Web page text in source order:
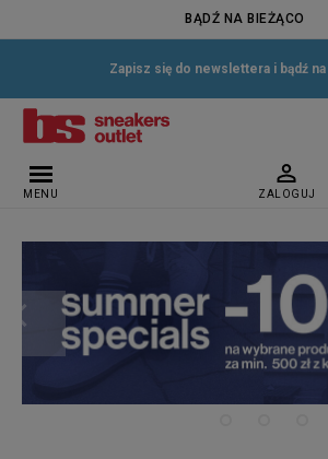
BĄDŹ NA BIEŻĄCO
Zapisz się do newslettera i bądź
MENU ZALOGUJ